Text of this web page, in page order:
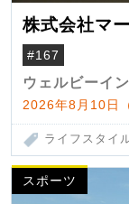
株式会社マ
#167
ウェルビーイ
2026年8月10日
ライフスタイ
スポーツ